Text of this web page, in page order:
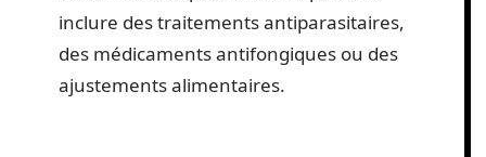
inclure des traitements antiparasitaires,
des médicaments antifongiques ou des
ajustements alimentaires.